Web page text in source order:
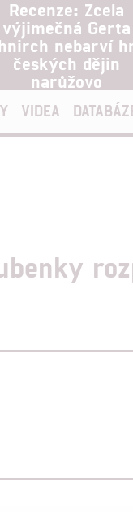
Recenze: Zcela
výjimečná Gerta
nebarví
českých dějin
narůžovo
VIDEA